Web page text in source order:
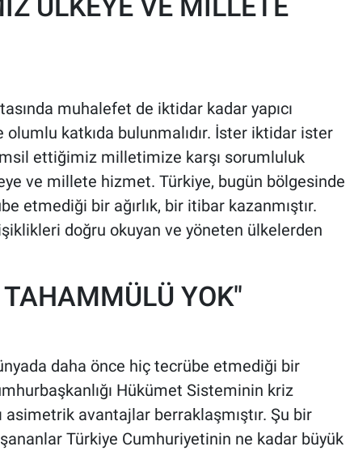
muhalefet de iktidar kadar yapıcı
katkıda bulunmalıdır. İster iktidar ister
ettiğimiz milletimize karşı sorumluluk
ve millete hizmet. Türkiye, bugün bölgesinde
etmediği bir ağırlık, bir itibar kazanmıştır.
doğru okuyan ve yöneten ülkelerden
YOK"
daha önce hiç tecrübe etmediği bir
Hükümet Sisteminin kriz
avantajlar berraklaşmıştır. Şu bir
Türkiye Cumhuriyetinin ne kadar büyük